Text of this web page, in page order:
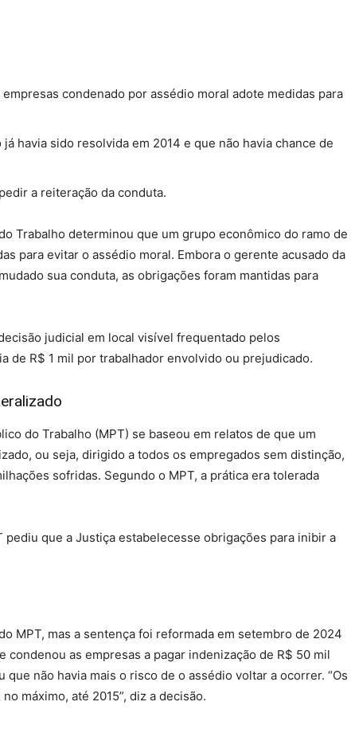
condenado por assédio moral adote medidas para
havia sido resolvida em 2014 e que não havia chance de
a reiteração da conduta.
Trabalho determinou que um grupo econômico do ramo de
para evitar o assédio moral. Embora o gerente acusado da
sua conduta, as obrigações foram mantidas para
judicial em local visível frequentado pelos
de R$ 1 mil por trabalhador envolvido ou prejudicado.
do Trabalho (MPT) se baseou em relatos de que um
ou seja, dirigido a todos os empregados sem distinção,
sofridas. Segundo o MPT, a prática era tolerada
que a Justiça estabelecesse obrigações para inibir a
MPT, mas a sentença foi reformada em setembro de 2024
condenou as empresas a pagar indenização de R$ 50 mil
não havia mais o risco de o assédio voltar a ocorrer. “Os
máximo, até 2015”, diz a decisão.